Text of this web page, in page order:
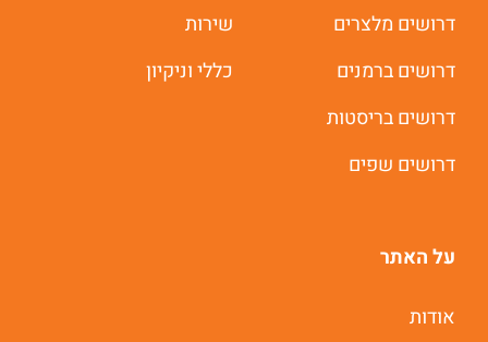
דרושים מלצרים
דרושים ברמנים
דרושים בריסטות
דרושים שפים
שירות
כללי וניקיון
על האתר
אודות